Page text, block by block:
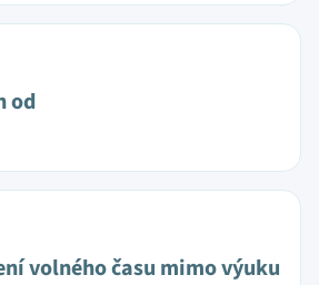
od
volného času mimo výuku